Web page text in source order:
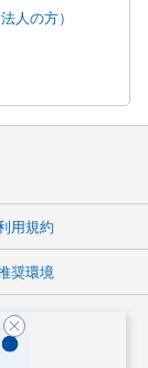
人の方）
用規約
奨環境